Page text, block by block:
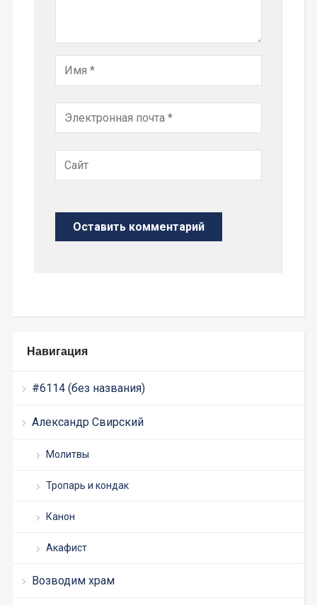
Навигация
#6114 (без названия)
Александр Свирский
Молитвы
Тропарь и кондак
Канон
Акафист
Возводим храм